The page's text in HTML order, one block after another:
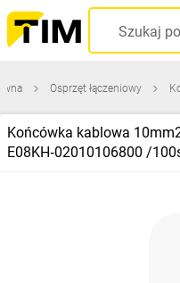
Osprzęt łączeniowy
Końcówka kablowa
E08KH‑02010106800 /